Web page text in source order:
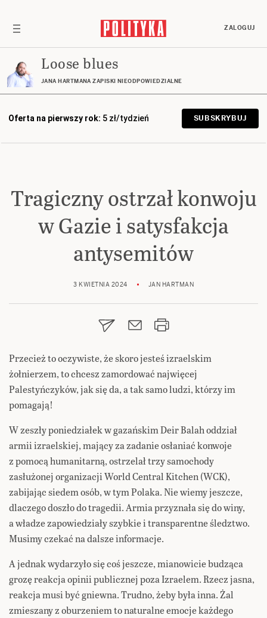
ZALOGUJ
Loose blues
JANA HARTMANA ZAPISKI NIEODPOWIEDZIALNE
Oferta na pierwszy rok: 5 zł/tydzień SUBSKRYBUJ
Tragiczny ostrzał konwoju
w Gazie i satysfakcja
antysemitów
3 KWIETNIA 2024 JAN HARTMAN
Przecież to oczywiste, że skoro jesteś izraelskim
żołnierzem, to chcesz zamordować najwięcej
Palestyńczyków, jak się da, a tak samo ludzi, którzy im
pomagają!
W zeszły poniedziałek w gazańskim Deir Balah oddział
armii izraelskiej, mający za zadanie osłaniać konwoje
z pomocą humanitarną, ostrzelał trzy samochody
zasłużonej organizacji World Central Kitchen (WCK),
zabijając siedem osób, w tym Polaka. Nie wiemy jeszcze,
dlaczego doszło do tragedii. Armia przyznała się do winy,
a władze zapowiedziały szybkie i transparentne śledztwo.
Musimy czekać na dalsze informacje.
A jednak wydarzyło się coś jeszcze, mianowicie budząca
grozę reakcja opinii publicznej poza Izraelem. Rzecz jasna,
reakcja musi być gniewna. Trudno, żeby była inna. Żal
zmieszany z oburzeniem to naturalne emocje każdego